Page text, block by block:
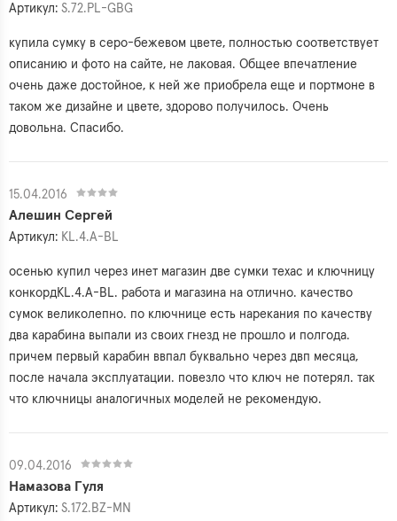
Артикул: S.72.PL-GBG
купила сумку в серо-бежевом цвете, полностью соответствует
описанию и фото на сайте, не лаковая. Общее впечатление
очень даже достойное, к ней же приобрела еще и портмоне в
таком же дизайне и цвете, здорово получилось. Очень
довольна. Спасибо.
15.04.2016
Алешин Cергей
Артикул: KL.4.A-BL
осенью купил через инет магазин две сумки техас и ключницу
конкордKL.4.A-BL. работа и магазина на отлично. качество
сумок великолепно. по ключнице есть нарекания по качеству
два карабина выпали из своих гнезд не прошло и полгода.
причем первый карабин ввпал буквально через двп месяца,
после начала эксплуатации. повезло что ключ не потерял. так
что ключницы аналогичных моделей не рекомендую.
09.04.2016
Намазова Гуля
Артикул: S.172.BZ-MN